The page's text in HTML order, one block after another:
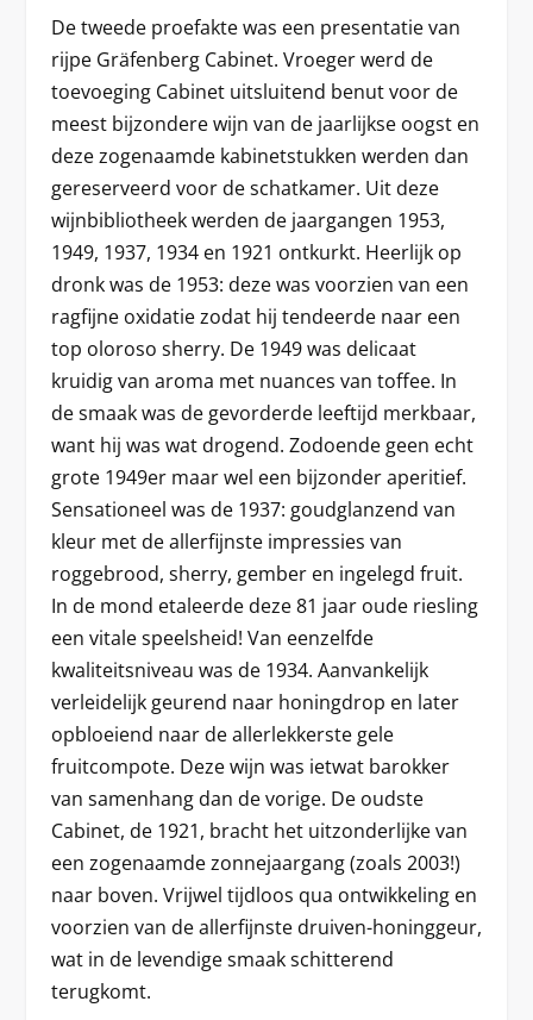
De tweede proefakte was een presentatie van
rijpe Gräfenberg Cabinet. Vroeger werd de
toevoeging Cabinet uitsluitend benut voor de
meest bijzondere wijn van de jaarlijkse oogst en
deze zogenaamde kabinetstukken werden dan
gereserveerd voor de schatkamer. Uit deze
wijnbibliotheek werden de jaargangen 1953,
1949, 1937, 1934 en 1921 ontkurkt. Heerlijk op
dronk was de 1953: deze was voorzien van een
ragfijne oxidatie zodat hij tendeerde naar een
top oloroso sherry. De 1949 was delicaat
kruidig van aroma met nuances van toffee. In
de smaak was de gevorderde leeftijd merkbaar,
want hij was wat drogend. Zodoende geen echt
grote 1949er maar wel een bijzonder aperitief.
Sensationeel was de 1937: goudglanzend van
kleur met de allerfijnste impressies van
roggebrood, sherry, gember en ingelegd fruit.
In de mond etaleerde deze 81 jaar oude riesling
een vitale speelsheid! Van eenzelfde
kwaliteitsniveau was de 1934. Aanvankelijk
verleidelijk geurend naar honingdrop en later
opbloeiend naar de allerlekkerste gele
fruitcompote. Deze wijn was ietwat barokker
van samenhang dan de vorige. De oudste
Cabinet, de 1921, bracht het uitzonderlijke van
een zogenaamde zonnejaargang (zoals 2003!)
naar boven. Vrijwel tijdloos qua ontwikkeling en
voorzien van de allerfijnste druiven-honinggeur,
wat in de levendige smaak schitterend
terugkomt.